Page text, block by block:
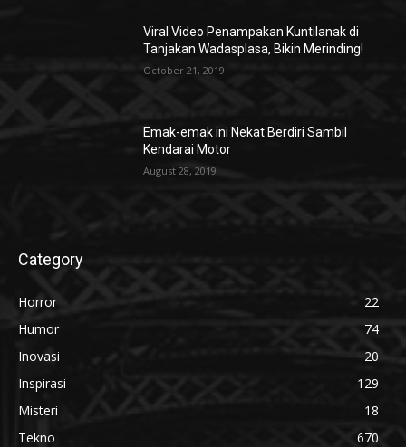
Viral Video Penampakan Kuntilanak di
Tanjakan Wadasplasa, Bikin Merinding!
October 21, 2019
Emak-emak ini Nekat Berdiri Sambil
Kendarai Motor
August 28, 2019
Category
Horror
22
Humor
74
Inovasi
20
Inspirasi
129
Misteri
18
Tekno
670